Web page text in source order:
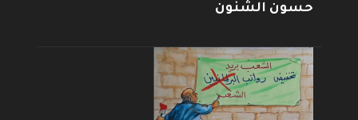
حسون الشنون